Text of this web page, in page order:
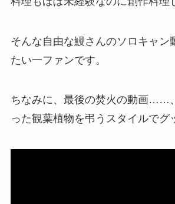
そんな自由な鰻さんのソロキャン
たい一ファンです。
ちなみに、最後の焚火の動画……
った観葉植物を弔うスタイルでグ